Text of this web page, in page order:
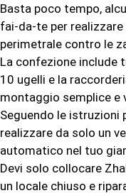
Basta poco tempo,
fai-da-te per realizzare
perimetrale contro le
La confezione include
10 ugelli e la
montaggio semplice e
Seguendo le istruzioni
realizzare da solo un
automatico nel tuo
Devi solo collocare
un locale chiuso e